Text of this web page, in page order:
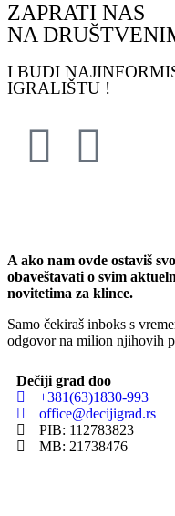
ZAPRATI NAS
NA
I BUDI
IGRALIŠTU !
A ako nam ovde ostaviš
obaveštavati o svim
novitetima za klince.
Samo čekiraš inboks s
odgovor na milion njihovih
Dečiji grad doo
+381(63)1830-993
office@decijigrad.rs
PIB: 112783823
MB: 21738476